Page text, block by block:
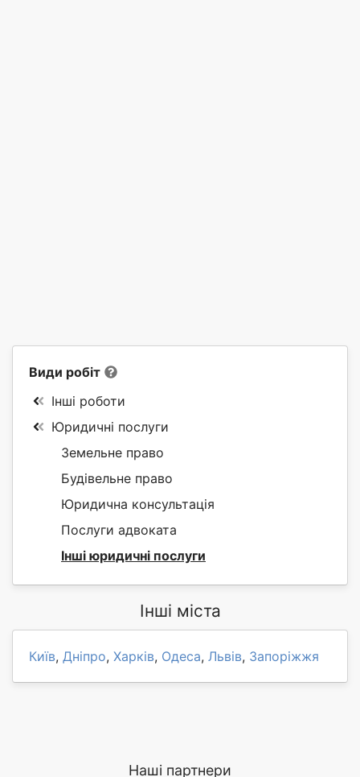
Види робіт
Інші роботи
Юридичні послуги
Земельне право
Будівельне право
Юридична консультація
Послуги адвоката
Інші юридичні послуги
Інші міста
Київ, Дніпро, Харків, Одеса, Львів, Запоріжжя
Наші партнери